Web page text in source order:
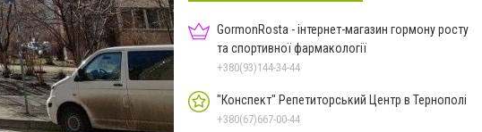
GormonRosta - інтернет-магазин гормону росту
та спортивної фармакології
+380(93)144-34-44
"Конспект" Репетиторський Центр в Тернополі
+380(67)667-00-44